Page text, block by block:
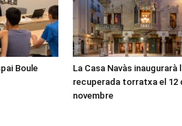
Boule
La Casa Navàs inaugurarà
recuperada torratxa el 12
novembre